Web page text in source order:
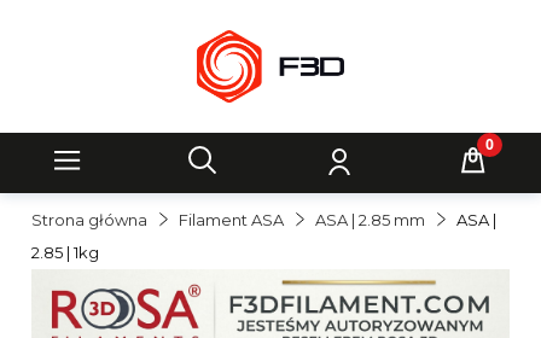
Strona główna Filament ASA ASA | 2.85 mm
ASA |
2.85 | 1kg